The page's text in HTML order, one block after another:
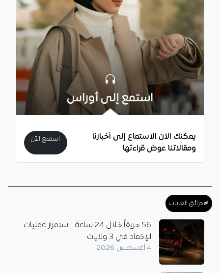
استمع إلى أوراس
يمكنك الآن الاستماع إلى أخبارنا
ومقالاتنا عوض قراءتها
استمع الآن
#حرائق الغابات
56 حريقاً خلال 24 ساعة.. استمرار عمليات
الإخماد في 3 ولايات
4 أغسطس 2026